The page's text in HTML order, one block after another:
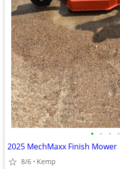
• • • •
2025 MechMaxx Finish Mower
8/6 Kemp